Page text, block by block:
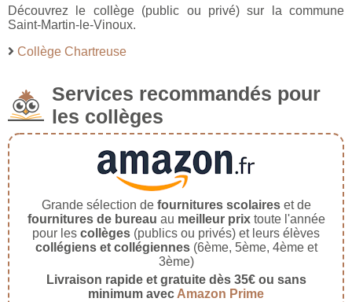
Découvrez le collège (public ou privé) sur la commune
Saint-Martin-le-Vinoux.
Collège Chartreuse
Services recommandés pour
les collèges
Grande sélection de fournitures scolaireset de
fournitures de bureau au meilleur prixtoute l'année
pour les collèges (publics ou privés) et leurs élèves
collégiens et collégiennes(6ème, 5ème, 4ème et
3ème)
Livraison rapide et gratuite dès 35€ ou sans
minimum avec Amazon Prime